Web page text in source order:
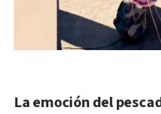
La emoción del